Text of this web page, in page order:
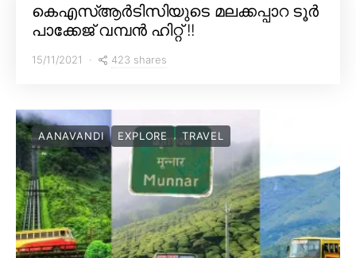
കെഎസ്ആർടിസിയുടെ മലക്കപ്പാറ ടൂർ
പാക്കേജ് വമ്പൻ ഹിറ്റ് !!
15/11/2021 423 shares
AANAVANDI EXPLORE TRAVEL